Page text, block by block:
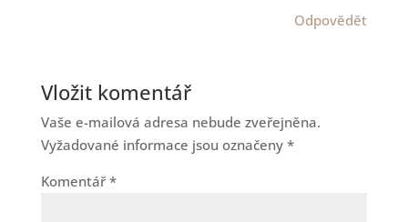
Odpovědět
Vložit komentář
Vaše e-mailová adresa nebude zveřejněna.
Vyžadované informace jsou označeny *
Komentář *